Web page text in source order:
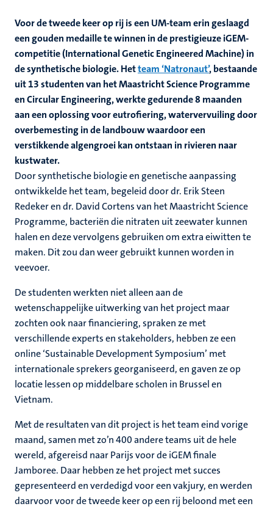
Voor de tweede keer op rij is een UM-team erin geslaagd
een gouden medaille te winnen in de prestigieuze iGEM-
competitie (International Genetic Engineered Machine) in
de synthetische biologie. Hetteam ‘Natronaut’, bestaande
uit 13 studenten van het Maastricht Science Programme
en Circular Engineering, werkte gedurende 8 maanden
aan een oplossing voor eutrofiering,watervervuiling door
overbemesting in de landbouw waardoor een
verstikkende algengroei kan ontstaan in rivieren naar
kustwater.
Door synthetische biologie en genetische aanpassing
ontwikkelde het team, begeleid door dr. Erik Steen
Redeker en dr. David Cortens van het Maastricht Science
Programme, bacteriën die nitraten uit zeewater kunnen
halen en deze vervolgens gebruiken om extra eiwitten te
maken. Dit zou dan weer gebruikt kunnen worden in
veevoer.
De studenten werkten niet alleen aan de
wetenschappelijke uitwerking van het project maar
zochten ook naar financiering, spraken ze met
verschillende experts en stakeholders, hebben ze een
online ‘Sustainable Development Symposium’ met
internationale sprekers georganiseerd, en gaven ze op
locatie lessen op middelbare scholen in Brussel en
Vietnam.
Met de resultaten van dit project is het team eind vorige
maand, samen met zo’n 400 andere teams uit de hele
wereld, afgereisd naar Parijs voor de iGEM finale
Jamboree. Daar hebben ze het project met succes
gepresenteerd en verdedigd voor een vakjury, en werden
daarvoor voor de tweede keer op een rij beloond met een